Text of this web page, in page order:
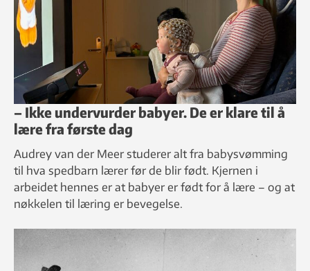
– Ikke undervurder babyer. De er klare til å
lære fra første dag
Audrey van der Meer studerer alt fra babysvømming
til hva spedbarn lærer før de blir født. Kjernen i
arbeidet hennes er at babyer er født for å lære – og at
nøkkelen til læring er bevegelse.